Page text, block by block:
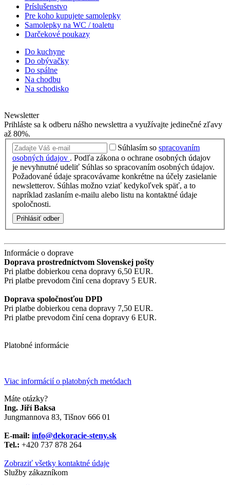
Príslušenstvo
Pre koho kupujete samolepky
Samolepky na WC / toaletu
Darčekové poukazy
Do kuchyne
Do obývačky
Do spálne
Na chodbu
Na schodisko
Newsletter
Prihláste sa k odberu nášho newslettra a využívajte jedinečné zľavy
až 80%.
Súhlasím so spracovaním
osobných údajov . Podľa zákona o ochrane osobných údajov
je nevyhnutné udeliť Súhlas so spracovaním osobných údajov.
Požadované údaje spracovávame konkrétne na účely zasielanie
newsletterov. Súhlas možno vziať kedykoľvek späť, a to
napríklad zaslaním e-mailu alebo listu na kontaktné údaje
spoločnosti.
Prihlásiť odber
Informácie o doprave
Doprava prostredníctvom Slovenskej pošty
Pri platbe dobierkou cena dopravy 6,50 EUR.
Pri platbe prevodom činí cena dopravy 5 EUR.
Doprava spoločnosťou DPD
Pri platbe dobierkou cena dopravy 7,50 EUR.
Pri platbe prevodom činí cena dopravy 6 EUR.
Platobné informácie
Viac informácií o platobných metódach
Máte otázky?
Ing. Jiří Baksa
Jungmannova 83, Tišnov 666 01
E-mail: info@dekoracie-steny.sk
Tel.: +420 737 878 ​​264
Zobraziť všetky kontaktné údaje
Služby zákazníkom